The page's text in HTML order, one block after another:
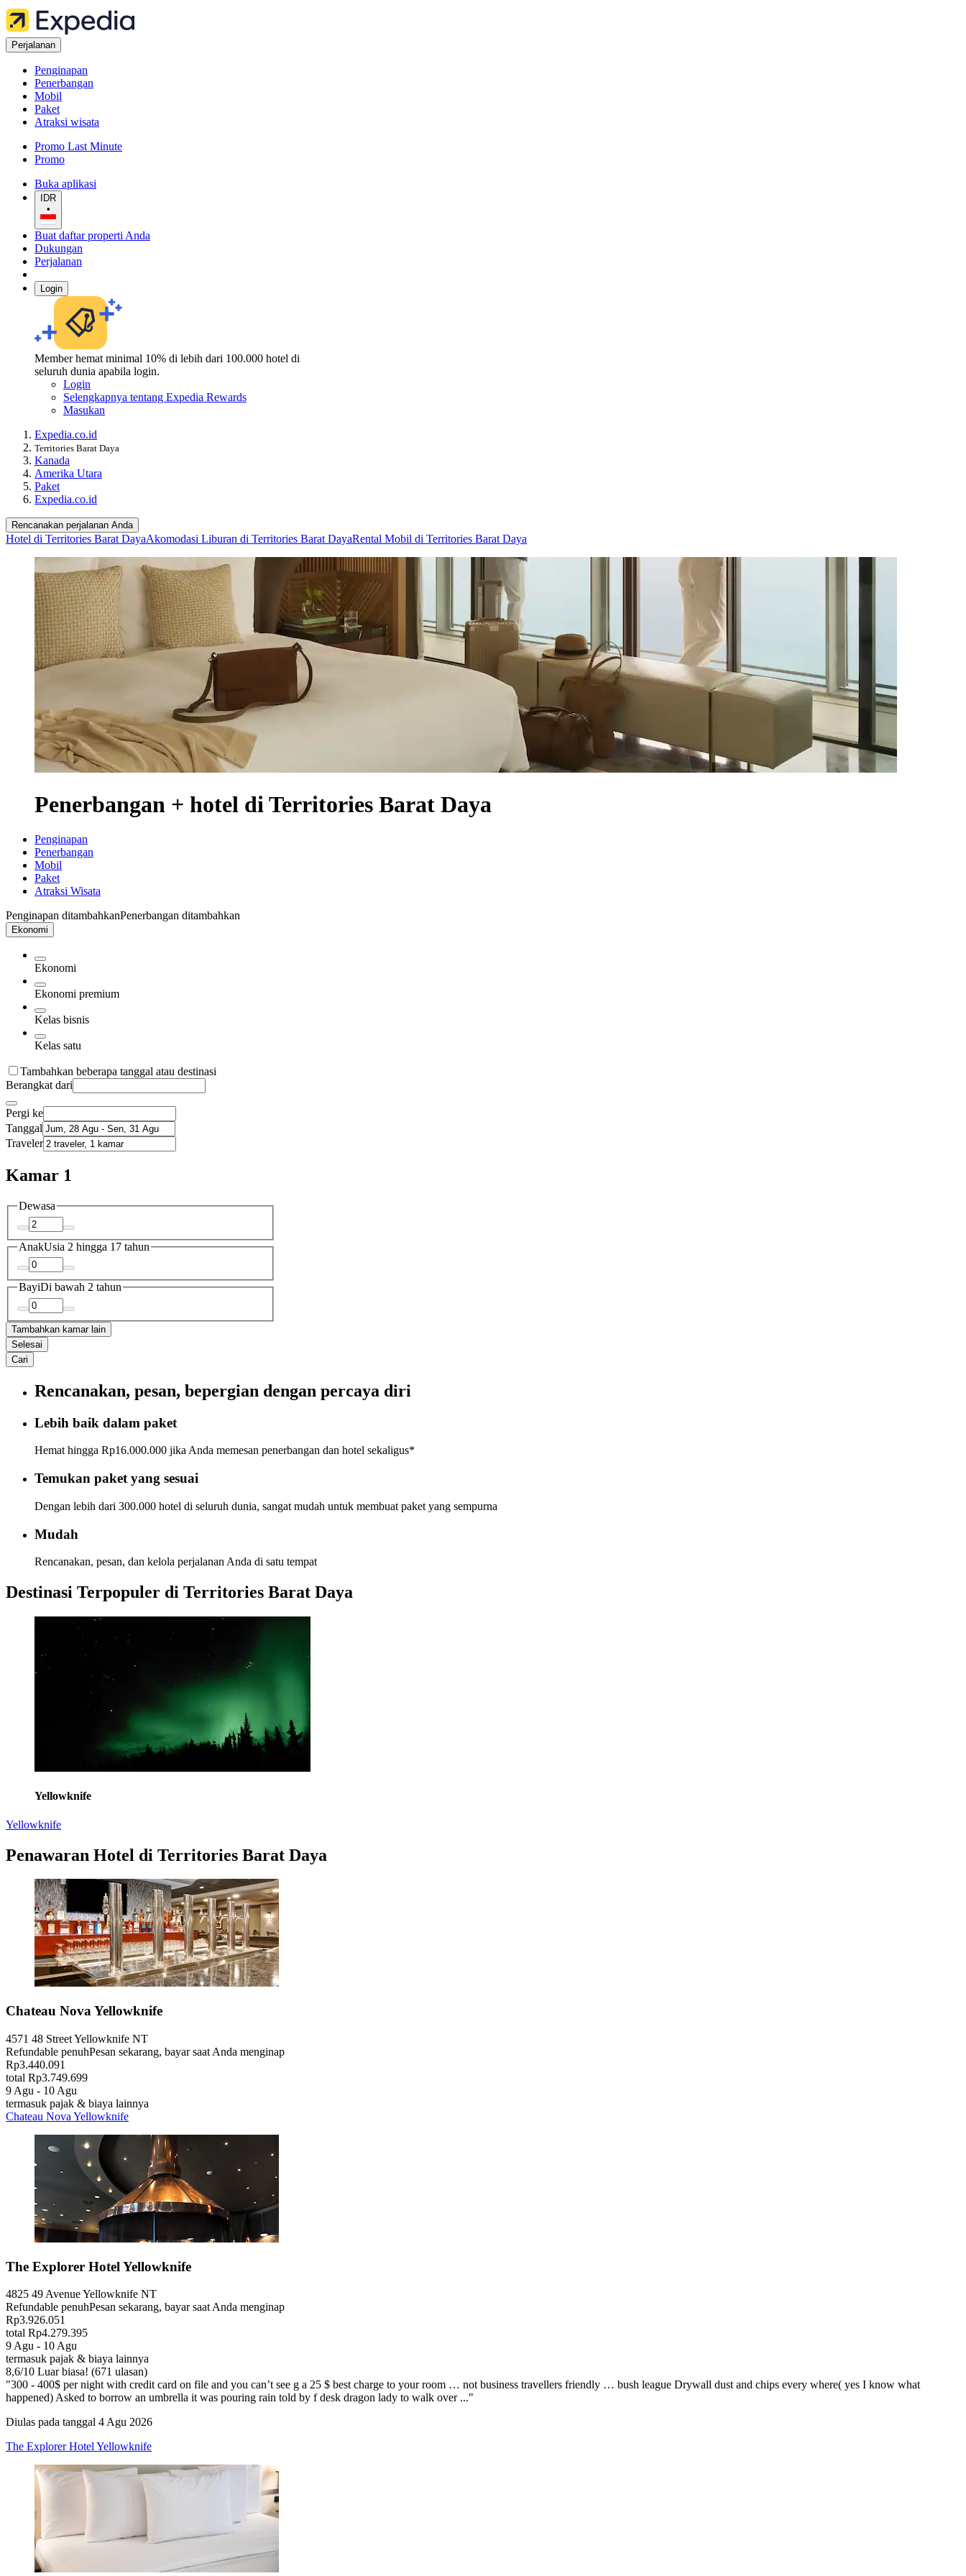
Perjalanan
Penginapan
Penerbangan
Mobil
Paket
Atraksi wisata
Promo Last Minute
Promo
Buka aplikasi
IDR
•
Buat daftar properti Anda
Dukungan
Perjalanan
Login
Member hemat minimal 10% di lebih dari 100.000 hotel di
seluruh dunia apabila login.
Login
Selengkapnya tentang Expedia Rewards
Masukan
Expedia.co.id
Territories Barat Daya
Kanada
Amerika Utara
Paket
Expedia.co.id
Rencanakan perjalanan Anda
Hotel di Territories Barat DayaAkomodasi Liburan di Territories Barat DayaRental Mobil di Territories Barat Daya
Penerbangan + hotel di Territories Barat Daya
Penginapan
Penerbangan
Mobil
Paket
Atraksi Wisata
Penginapan ditambahkanPenerbangan ditambahkan
Ekonomi
Ekonomi
Ekonomi premium
Kelas bisnis
Kelas satu
Tambahkan beberapa tanggal atau destinasi
Berangkat dari
Pergi ke
Tanggal
Traveler
Kamar 1
Dewasa
AnakUsia 2 hingga 17 tahun
BayiDi bawah 2 tahun
Tambahkan kamar lain
Selesai
Cari
Rencanakan, pesan, bepergian dengan percaya diri
Lebih baik dalam paket
Hemat hingga Rp16.000.000 jika Anda memesan penerbangan dan hotel sekaligus*
Temukan paket yang sesuai
Dengan lebih dari 300.000 hotel di seluruh dunia, sangat mudah untuk membuat paket yang sempurna
Mudah
Rencanakan, pesan, dan kelola perjalanan Anda di satu tempat
Destinasi Terpopuler di Territories Barat Daya
Yellowknife
Yellowknife
Penawaran Hotel di Territories Barat Daya
Chateau Nova Yellowknife
4571 48 Street Yellowknife NT
Refundable penuhPesan sekarang, bayar saat Anda menginap
Rp3.440.091
total Rp3.749.699
9 Agu - 10 Agu
termasuk pajak & biaya lainnya
Chateau Nova Yellowknife
The Explorer Hotel Yellowknife
4825 49 Avenue Yellowknife NT
Refundable penuhPesan sekarang, bayar saat Anda menginap
Rp3.926.051
total Rp4.279.395
9 Agu - 10 Agu
termasuk pajak & biaya lainnya
8,6/10 Luar biasa! (671 ulasan)
"300 - 400$ per night with credit card on file and you can’t see g a 25 $ best charge to your room … not business travellers friendly … bush league Drywall dust and chips every where( yes I know what
happened) Asked to borrow an umbrella it was pouring rain told by f desk dragon lady to walk over ..."
Diulas pada tanggal 4 Agu 2026
The Explorer Hotel Yellowknife